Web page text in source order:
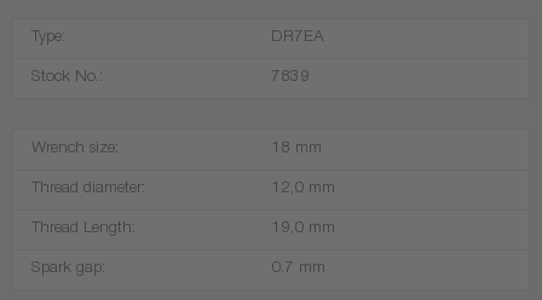
Type: DR7EA
Stock No.: 7839
Wrench size: 18 mm
Thread diameter: 12,0 mm
Thread Length: 19,0 mm
Spark gap: 0.7 mm